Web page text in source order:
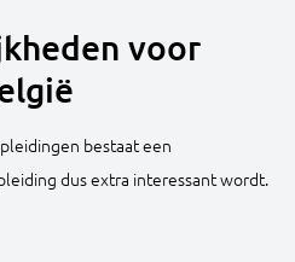
voor
bestaat een
dus extra interessant wordt.